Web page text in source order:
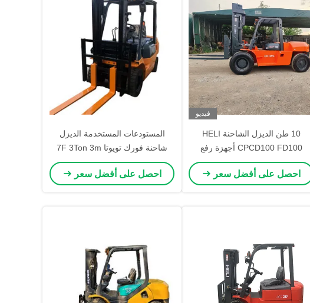
فيديو
10 طن الديزل الشاحنة HELI
CPCD100 FD100 أجهزة رفع
مستعملة HELI H2000 سلسلة
احصل على أفضل سعر
المستودعات المستخدمة الديزل
شاحنة فورك تويوتا 7F 3Ton 3m
ارتفاع الرفع يمكن تجديده
احصل على أفضل سعر